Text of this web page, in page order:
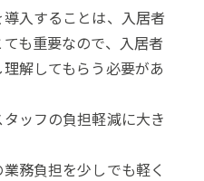
入することは、入居者
も重要なので、入居者
解してもらう必要があ
ッフの負担軽減に大き
務負担を少しでも軽く